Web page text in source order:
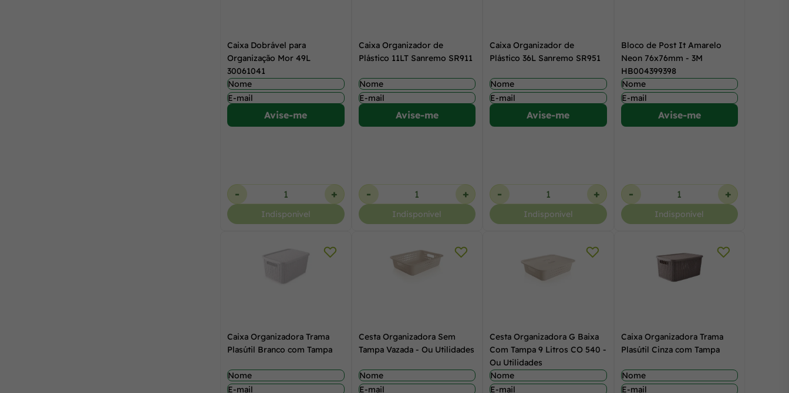
Caixa Dobrável para
Organização Mor 49L
30061041
Avise-me
- +
Indisponível
Caixa Organizador de
Plástico 11LT Sanremo SR911
Avise-me
- +
Indisponível
Caixa Organizador de
Plástico 36L Sanremo SR951
Avise-me
- +
Indisponível
Bloco de Post It Amarelo
Neon 76x76mm - 3M
HB004399398
Avise-me
- +
Indisponível
Caixa Organizadora Trama
Plasútil Branco com Tampa
Cesta Organizadora Sem
Tampa Vazada - Ou Utilidades
Cesta Organizadora G Baixa
Com Tampa 9 Litros CO 540 -
Ou Utilidades
Caixa Organizadora Trama
Plasútil Cinza com Tampa